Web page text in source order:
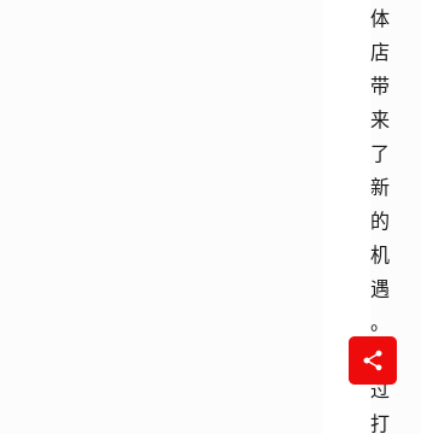
体
店
带
来
了
新
的
机
遇
。
通
过
打